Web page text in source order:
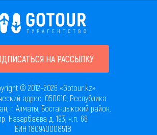
НА РАССЫЛКУ
© 2012–2026 «Gotour.kz».
адрес: 050010, Республика
г. Алматы, Бостандыкский район,
Назарбаева д. 193, н.п. 66
БИН 180940008518